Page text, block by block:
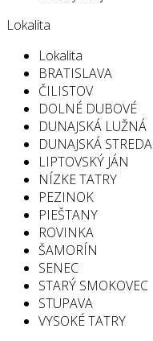
Lokalita
Lokalita
BRATISLAVA
ČILISTOV
DOLNÉ DUBOVÉ
DUNAJSKÁ LUŽNÁ
DUNAJSKÁ STREDA
LIPTOVSKÝ JÁN
NÍZKE TATRY
PEZINOK
PIEŠTANY
ROVINKA
ŠAMORÍN
SENEC
STARÝ SMOKOVEC
STUPAVA
VYSOKÉ TATRY